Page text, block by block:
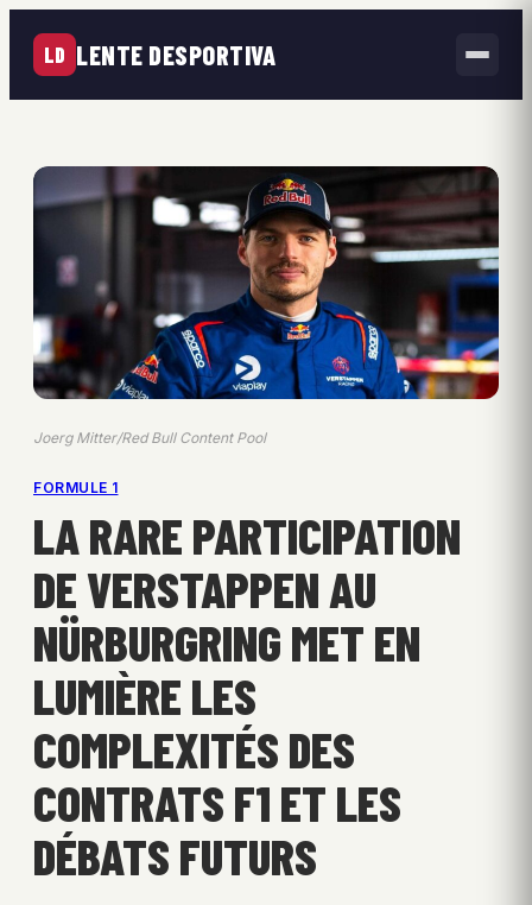
LD LENTE DESPORTIVA
Joerg Mitter/Red Bull Content Pool
FORMULE 1
LA RARE PARTICIPATION
DE VERSTAPPEN AU
NÜRBURGRING MET EN
LUMIÈRE LES
COMPLEXITÉS DES
CONTRATS F1 ET LES
DÉBATS FUTURS